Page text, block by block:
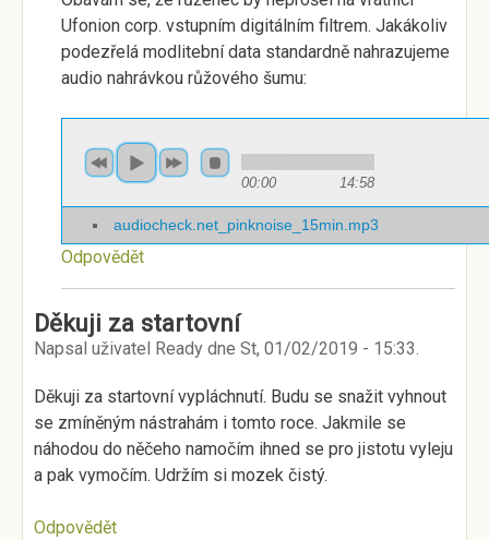
Ufonion corp. vstupním digitálním filtrem. Jakákoliv
podezřelá modlitební data standardně nahrazujeme
audio nahrávkou růžového šumu:
00:00 14:58
audiocheck.net_pinknoise_15min.mp3
Odpovědět
Děkuji za startovní
Napsal uživatel Ready dne St, 01/02/2019 - 15:33.
Děkuji za startovní vypláchnutí. Budu se snažit vyhnout
se zmíněným nástrahám i tomto roce. Jakmile se
náhodou do něčeho namočím ihned se pro jistotu vyleju
a pak vymočím. Udržím si mozek čistý.
Odpovědět